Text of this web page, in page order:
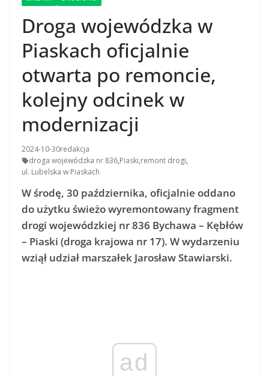
Droga wojewódzka w
Piaskach oficjalnie
otwarta po remoncie,
kolejny odcinek w
modernizacji
2024-10-30redakcja
droga wojewódzka nr 836,Piaski,remont drogi,
ul. Lubelska w Piaskach
W środę, 30 października, oficjalnie oddano
do użytku świeżo wyremontowany fragment
drogi wojewódzkiej nr 836 Bychawa – Kębłów
– Piaski (droga krajowa nr 17). W wydarzeniu
wziął udział marszałek Jarosław Stawiarski.
ad